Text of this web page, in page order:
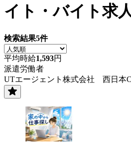
イト・バイト求
検索結果5件
平均時給1,593円
派遣労働者
UTエージェント株式会社 西日本